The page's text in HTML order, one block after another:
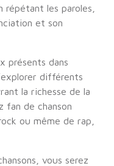
répétant les paroles,
et son
présents dans
différents
la richesse de la
fan de chanson
ou même de rap,
vous serez